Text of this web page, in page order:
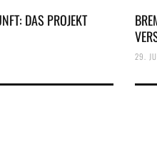
DAS PROJEKT
29.